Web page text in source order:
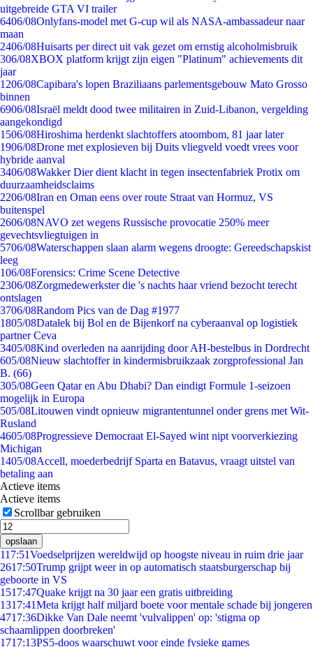
uitgebreide GTA VI trailer
6406/08Onlyfans-model met G-cup wil als NASA-ambassadeur naar
maan
2406/08Huisarts per direct uit vak gezet om ernstig alcoholmisbruik
306/08XBOX platform krijgt zijn eigen "Platinum" achievements dit
jaar
1206/08Capibara's lopen Braziliaans parlementsgebouw Mato Grosso
binnen
6906/08Israël meldt dood twee militairen in Zuid-Libanon, vergelding
aangekondigd
1506/08Hiroshima herdenkt slachtoffers atoombom, 81 jaar later
1906/08Drone met explosieven bij Duits vliegveld voedt vrees voor
hybride aanval
3406/08Wakker Dier dient klacht in tegen insectenfabriek Protix om
duurzaamheidsclaims
2206/08Iran en Oman eens over route Straat van Hormuz, VS
buitenspel
2606/08NAVO zet wegens Russische provocatie 250% meer
gevechtsvliegtuigen in
5706/08Waterschappen slaan alarm wegens droogte: Gereedschapskist
leeg
106/08Forensics: Crime Scene Detective
2306/08Zorgmedewerkster die 's nachts haar vriend bezocht terecht
ontslagen
3706/08Random Pics van de Dag #1977
1805/08Datalek bij Bol en de Bijenkorf na cyberaanval op logistiek
partner Ceva
3405/08Kind overleden na aanrijding door AH-bestelbus in Dordrecht
605/08Nieuw slachtoffer in kindermisbruikzaak zorgprofessional Jan
B. (66)
305/08Geen Qatar en Abu Dhabi? Dan eindigt Formule 1-seizoen
mogelijk in Europa
505/08Litouwen vindt opnieuw migrantentunnel onder grens met Wit-
Rusland
4605/08Progressieve Democraat El-Sayed wint nipt voorverkiezing
Michigan
1405/08Accell, moederbedrijf Sparta en Batavus, vraagt uitstel van
betaling aan
Actieve items
Actieve items
Scrollbar gebruiken
opslaan
117:51Voedselprijzen wereldwijd op hoogste niveau in ruim drie jaar
2617:50Trump grijpt weer in op automatisch staatsburgerschap bij
geboorte in VS
1517:47Quake krijgt na 30 jaar een gratis uitbreiding
1317:41Meta krijgt half miljard boete voor mentale schade bij jongeren
4717:36Dikke Van Dale neemt 'vulvalippen' op: 'stigma op
schaamlippen doorbreken'
1717:13PS5-doos waarschuwt voor einde fysieke games